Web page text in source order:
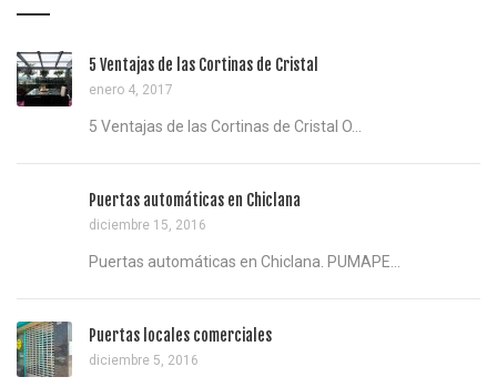
5 Ventajas de las Cortinas de Cristal
enero 4, 2017
5 Ventajas de las Cortinas de Cristal O...
Puertas automáticas en Chiclana
diciembre 15, 2016
Puertas automáticas en Chiclana. PUMAPE...
Puertas locales comerciales
diciembre 5, 2016